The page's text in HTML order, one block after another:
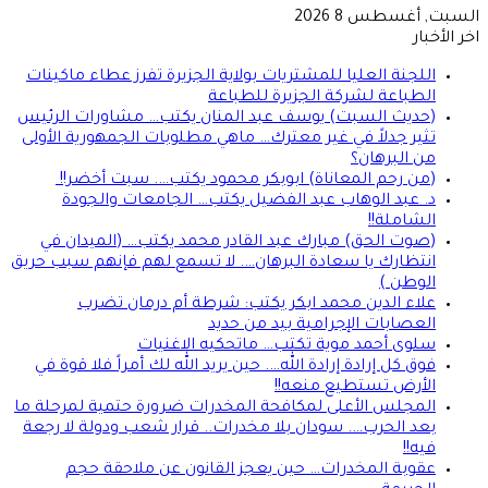
السبت, أغسطس 8 2026
اخر الأخبار
اللجنة العليا للمشتريات بولاية الجزيرة تفرز عطاء ماكينات
الطباعة لشركة الجزيرة للطباعة
(حديث السبت) يوسف عبد المنان يكتب… مشاورات الرئيس
تثير جدلاً في غير معترك… ماهي مطلوبات الجمهورية الأولى
من البرهان؟
(من رحم المعاناة) ابوبكر محمود يكتب…. سبت أخضر!!
د. عبد الوهاب عبد الفضيل يكتب… الجامعات والجودة
الشاملة!!
(صوت الحق) مبارك عبد القادر محمد يكتب… (الميدان في
انتظارك يا سعادة البرهان…. لا تسمع لهم فإنهم سبب حريق
الوطن )
علاء الدين محمد ابكر يكتب: شرطة أم درمان تضرب
العصابات الإجرامية بيد من حديد
سلوى أحمد موية تكتب… ماتحكيه الاغنيات
فوق كل إرادة إرادة الله…. حين يريد الله لك أمراً فلا قوة في
الأرض تستطيع منعه!!
المجلس الأعلى لمكافحة المخدرات ضرورة حتمية لمرحلة ما
بعد الحرب…. سودان بلا مخدرات.. قرار شعب ودولة لا رجعة
فيه!!
عقوبة المخدرات… حين يعجز القانون عن ملاحقة حجم